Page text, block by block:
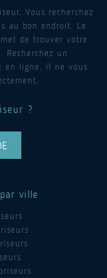
Vous recherchez
au bon endroit. Le
de trouver votre
Recherchez un
en ligne, il ne vous
?
ville